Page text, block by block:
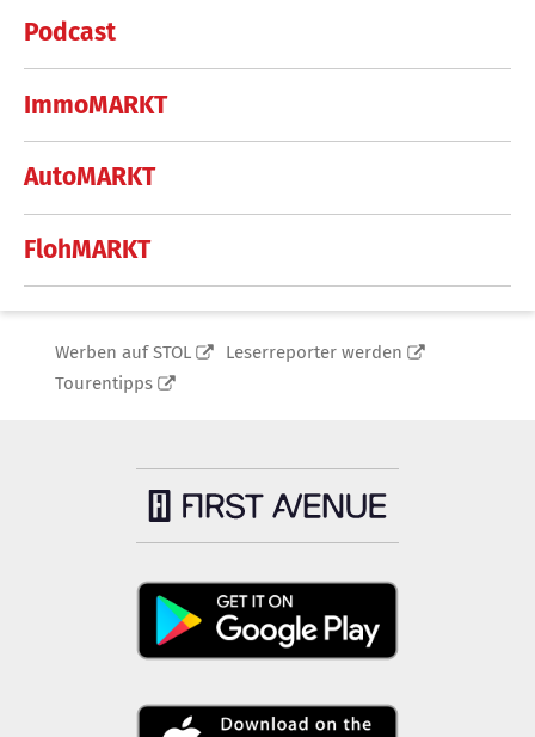
Podcast
ImmoMARKT
AutoMARKT
FlohMARKT
Werben auf STOL
Leserreporter werden
Tourentipps